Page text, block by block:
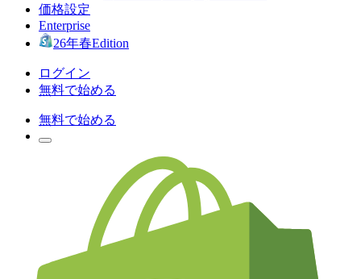
価格設定
Enterprise
26年春Edition
ログイン
無料で始める
無料で始める